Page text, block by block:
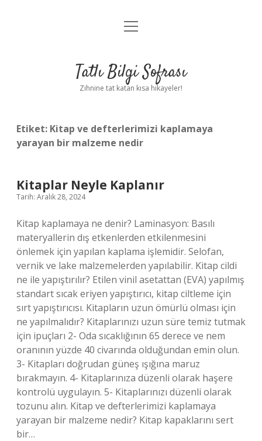
Anasayfa
Yasal Uyarı
menüyü
Tatlı Bilgi Sofrası
Zihnine tat katan kısa hikayeler!
Etiket: Kitap ve defterlerimizi kaplamaya
yarayan bir malzeme nedir
Kitaplar Neyle Kaplanır
Tarih: Aralık 28, 2024
Kitap kaplamaya ne denir? Laminasyon: Basılı
materyallerin dış etkenlerden etkilenmesini
önlemek için yapılan kaplama işlemidir. Selofan,
vernik ve lake malzemelerden yapılabilir. Kitap cildi
ne ile yapıştırılır? Etilen vinil asetattan (EVA) yapılmış
standart sıcak eriyen yapıştırıcı, kitap ciltleme için
sırt yapıştırıcısı. Kitapların uzun ömürlü olması için
ne yapılmalıdır? Kitaplarınızı uzun süre temiz tutmak
için ipuçları 2- Oda sıcaklığının 65 derece ve nem
oranının yüzde 40 civarında olduğundan emin olun.
3- Kitapları doğrudan güneş ışığına maruz
bırakmayın. 4- Kitaplarınıza düzenli olarak haşere
kontrolü uygulayın. 5- Kitaplarınızı düzenli olarak
tozunu alın. Kitap ve defterlerimizi kaplamaya
yarayan bir malzeme nedir? Kitap kapaklarını sert
bir…